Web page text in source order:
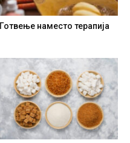
Готвење наместо терапија